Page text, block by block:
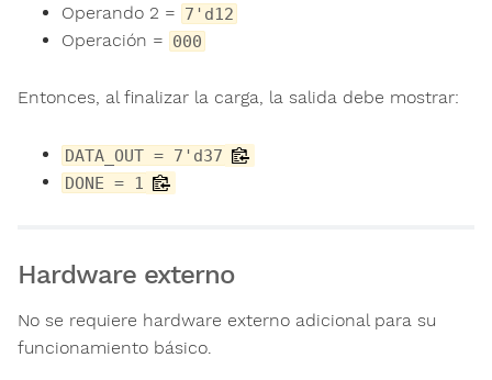
Operando 2 = 7'd12
Operación = 000
Entonces, al finalizar la carga, la salida debe mostrar:
DATA_OUT = 7'd37
DONE = 1
Hardware externo
No se requiere hardware externo adicional para su
funcionamiento básico.